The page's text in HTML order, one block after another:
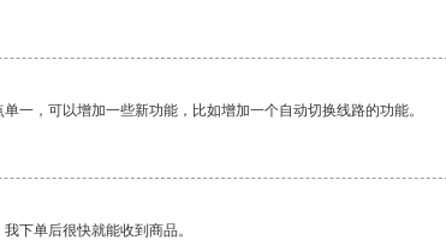
一，可以增加一些新功能，比如增加一个自动切换线路的功能。
下单后很快就能收到商品。